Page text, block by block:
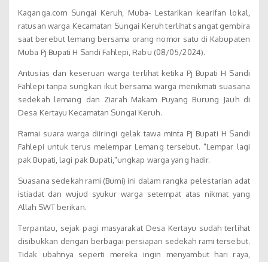
Kaganga.com Sungai Keruh, Muba- Lestarikan kearifan lokal,
ratusan warga Kecamatan Sungai Keruh terlihat sangat gembira
saat berebut lemang bersama orang nomor satu di Kabupaten
Muba Pj Bupati H Sandi Fahlepi, Rabu (08/05/2024).
Antusias dan keseruan warga terlihat ketika Pj Bupati H Sandi
Fahlepi tanpa sungkan ikut bersama warga menikmati suasana
sedekah lemang dan Ziarah Makam Puyang Burung Jauh di
Desa Kertayu Kecamatan Sungai Keruh.
Ramai suara warga diiringi gelak tawa minta Pj Bupati H Sandi
Fahlepi untuk terus melempar Lemang tersebut. "Lempar lagi
pak Bupati, lagi pak Bupati,"ungkap warga yang hadir.
Suasana sedekah rami (Bumi) ini dalam rangka pelestarian adat
istiadat dan wujud syukur warga setempat atas nikmat yang
Allah SWT berikan.
Terpantau, sejak pagi masyarakat Desa Kertayu sudah terlihat
disibukkan dengan berbagai persiapan sedekah rami tersebut.
Tidak ubahnya seperti mereka ingin menyambut hari raya,